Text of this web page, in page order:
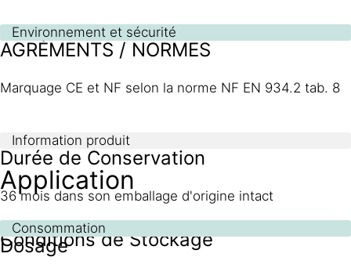
Environnement et sécurité
AGRÉMENTS / NORMES
Marquage CE et NF selon la norme NF EN 934.2 tab. 8
Information produit
Durée de Conservation
36 mois dans son emballage d'origine intact
Conditions de Stockage
Application
Consommation
Dosage